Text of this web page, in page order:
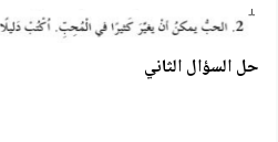
حل السؤال الثاني